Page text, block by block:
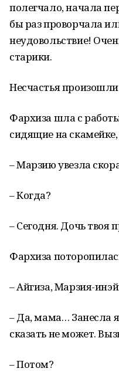
полегчало, начала
бы раз проворчала
неудовольствие!
старики.
Несчастья
Фархиза шла с
сидящие на
– Марзию увезла
– Когда?
– Сегодня. Дочь твоя
Фархиза
– Айгиза, Марзия-
– Да, мама… Занесла я
сказать не может.
– Потом?